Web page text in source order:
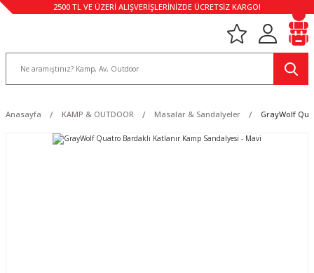
2500 TL VE ÜZERİ ALIŞVERİŞLERİNİZDE ÜCRETSİZ KARGO!
Anasayfa KAMP & OUTDOOR Masalar & Sandalyeler GrayWolf